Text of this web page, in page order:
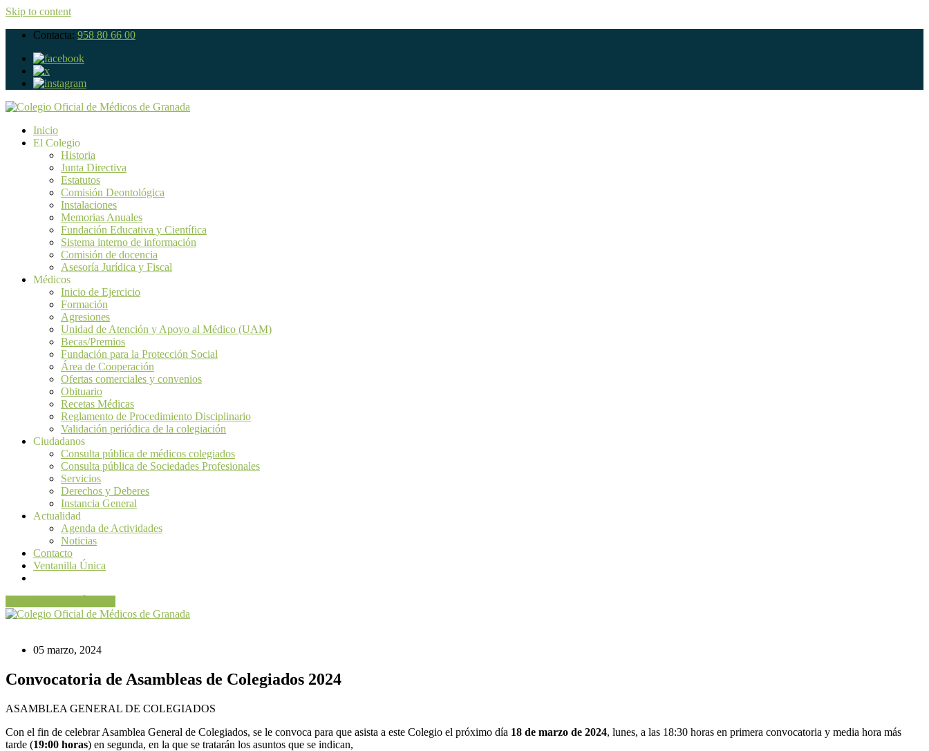
Skip to content
Contacta: 958 80 66 00
Inicio
El Colegio
Historia
Junta Directiva
Estatutos
Comisión Deontológica
Instalaciones
Memorias Anuales
Fundación Educativa y Científica
Sistema interno de información
Comisión de docencia
Asesoría Jurídica y Fiscal
Médicos
Inicio de Ejercicio
Formación
Agresiones
Unidad de Atención y Apoyo al Médico (UAM)
Becas/Premios
Fundación para la Protección Social
Área de Cooperación
Ofertas comerciales y convenios
Obituario
Recetas Médicas
Reglamento de Procedimiento Disciplinario
Validación periódica de la colegiación
Ciudadanos
Consulta pública de médicos colegiados
Consulta pública de Sociedades Profesionales
Servicios
Derechos y Deberes
Instancia General
Actualidad
Agenda de Actividades
Noticias
Contacto
Ventanilla Única
05 marzo, 2024
Convocatoria de Asambleas de Colegiados 2024
ASAMBLEA GENERAL DE COLEGIADOS
Con el fin de celebrar Asamblea General de Colegiados, se le convoca para que asista a este Colegio el próximo día 18 de marzo de 2024, lunes, a las 18:30 horas en primera convocatoria y media hora más
tarde (19:00 horas) en segunda, en la que se tratarán los asuntos que se indican,